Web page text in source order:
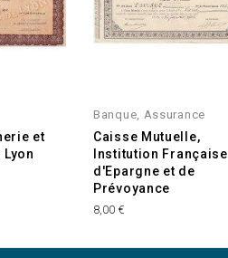
et
Banque, Assurance
Caisse Mutuelle,
Institution Française
d'Epargne et de
Prévoyance
8,00 €